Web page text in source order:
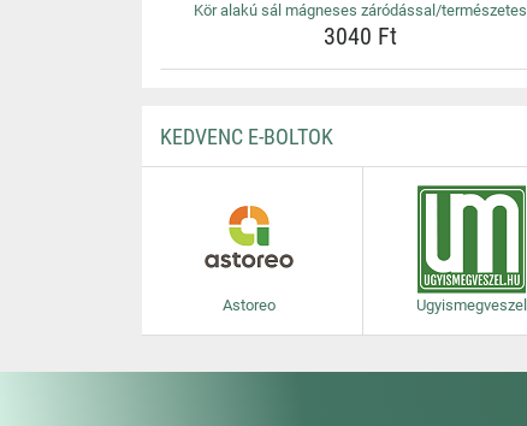
Kör alakú sál mágneses záródással/természetes
3040 Ft
KEDVENC E-BOLTOK
Astoreo Ugyismegveszel